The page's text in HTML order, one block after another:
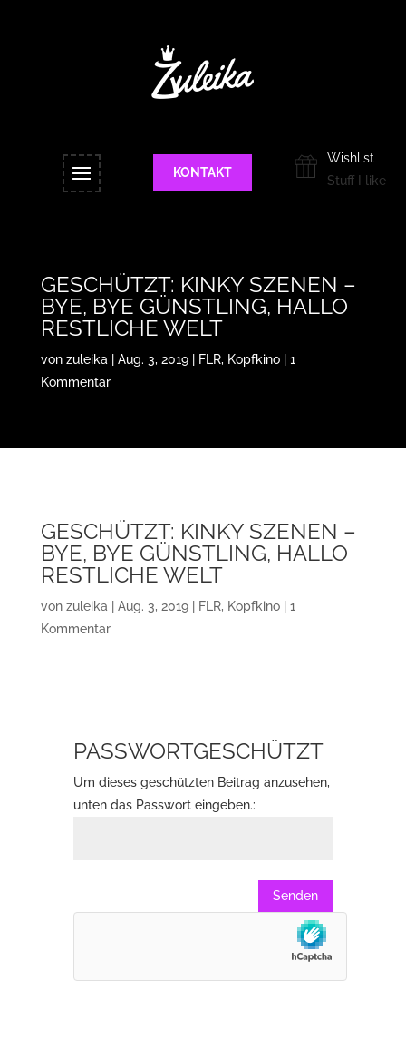
KONTAKT
Wishlist
Stuff I like
GESCHÜTZT: KINKY SZENEN –
BYE, BYE GÜNSTLING, HALLO
RESTLICHE WELT
von zuleika Aug. 3, 2019| FLR, Kopfkino| 1
Kommentar
GESCHÜTZT: KINKY SZENEN –
BYE, BYE GÜNSTLING, HALLO
RESTLICHE WELT
von zuleika Aug. 3, 2019| FLR, Kopfkino| 1
Kommentar
PASSWORTGESCHÜTZT
Um dieses geschützten Beitrag anzusehen,
unten das Passwort eingeben.:
Senden